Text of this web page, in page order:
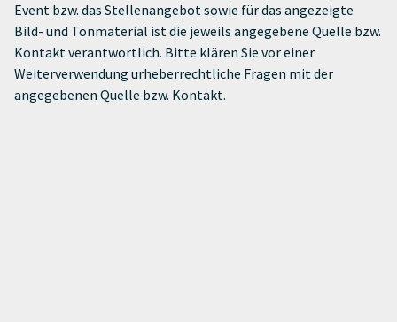
Event bzw. das Stellenangebot sowie für das angezeigte
Bild- und Tonmaterial ist die jeweils angegebene Quelle bzw.
Kontakt verantwortlich. Bitte klären Sie vor einer
Weiterverwendung urheberrechtliche Fragen mit der
angegebenen Quelle bzw. Kontakt.